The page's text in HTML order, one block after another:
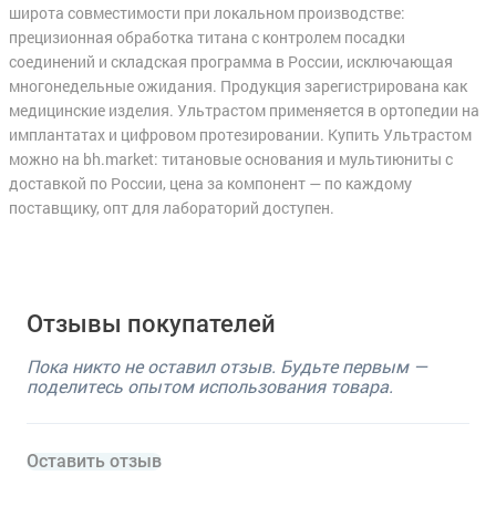
широта совместимости при локальном производстве:
прецизионная обработка титана с контролем посадки
соединений и складская программа в России, исключающая
многонедельные ожидания. Продукция зарегистрирована как
медицинские изделия. Ультрастом применяется в ортопедии на
имплантатах и цифровом протезировании. Купить Ультрастом
можно на bh.market: титановые основания и мультиюниты с
доставкой по России, цена за компонент — по каждому
поставщику, опт для лабораторий доступен.
Отзывы покупателей
Пока никто не оставил отзыв. Будьте первым —
поделитесь опытом использования товара.
Оставить отзыв